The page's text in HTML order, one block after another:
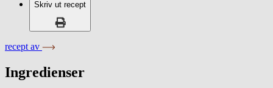
Skriv ut recept
recept av
Ingredienser